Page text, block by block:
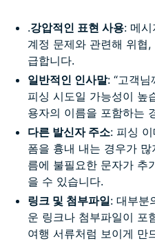
.강압적인 표현 사용: 메
계정 문제와 관련해 위협
급합니다.
일반적인 인사말: “고객님
피싱 시도일 가능성이 높
용자의 이름을 포함하는
다른 발신자 주소: 피싱
폼을 흉내 내는 경우가
름에 불필요한 문자가 추
을 수 있습니다.
링크 및 첨부파일: 대부분
운 링크나 첨부파일이 포
여행 서류처럼 보이게 만